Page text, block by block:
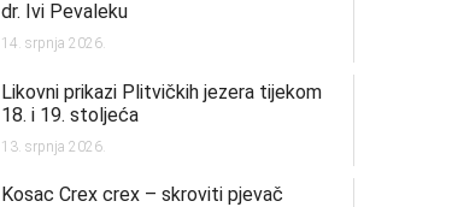
dr. Ivi Pevaleku
14. srpnja 2026.
Likovni prikazi Plitvičkih jezera tijekom
18. i 19. stoljeća
13. srpnja 2026.
Kosac Crex crex – skroviti pjevač